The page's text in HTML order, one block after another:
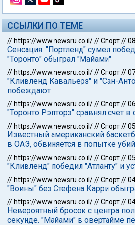
ССЫЛКИ ПО ТЕМЕ
// https://www.newsru.co.il///Спорт//
Сенсация: "Портленд" сумел
"Торонто" обыграл "Майами"
// https://www.newsru.co.il///Спорт//
"Кливленд Кавальерз" и "Сан-
побеждают
// https://www.newsru.co.il///Спорт//
"Торонто Рэпторз" сравнял счет
// https://www.newsru.co.il///Спорт//
Известный американский
в ОАЭ, обвиняется в попытке
// https://www.newsru.co.il///Спорт//
"Кливленд" победил "Атланту" и
// https://www.newsru.co.il///Спорт//
"Воины" без Стефена Карри
// https://www.newsru.co.il///Спорт//
Невероятный бросок с центра
секунде. "Майами" в овертайме